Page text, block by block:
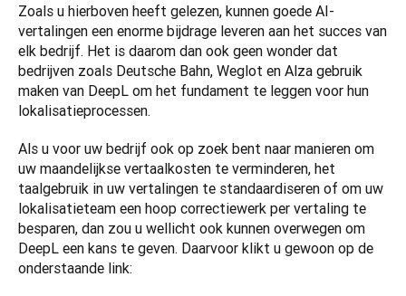
Zoals u hierboven heeft gelezen, kunnen goede AI-
vertalingen een enorme bijdrage leveren aan het succes van
elk bedrijf. Het is daarom dan ook geen wonder dat
bedrijven zoals Deutsche Bahn, Weglot en Alza gebruik
maken van DeepL om het fundament te leggen voor hun
lokalisatieprocessen.
Als u voor uw bedrijf ook op zoek bent naar manieren om
uw maandelijkse vertaalkosten te verminderen, het
taalgebruik in uw vertalingen te standaardiseren of om uw
lokalisatieteam een hoop correctiewerk per vertaling te
besparen, dan zou u wellicht ook kunnen overwegen om
DeepL een kans te geven. Daarvoor klikt u gewoon op de
onderstaande link: